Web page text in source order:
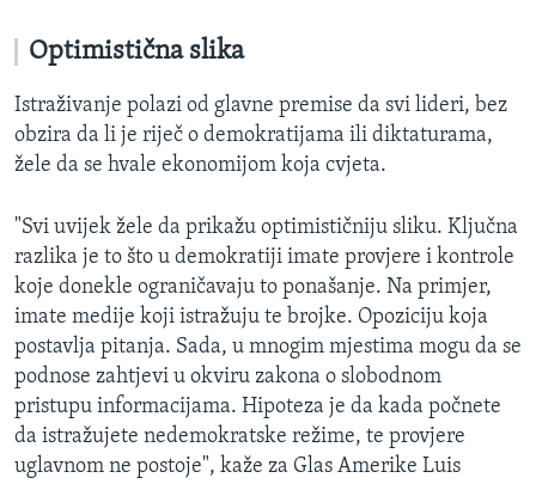
Optimistična slika
Istraživanje polazi od glavne premise da svi lideri, bez
obzira da li je riječ o demokratijama ili diktaturama,
žele da se hvale ekonomijom koja cvjeta.
"Svi uvijek žele da prikažu optimističniju sliku. Ključna
razlika je to što u demokratiji imate provjere i kontrole
koje donekle ograničavaju to ponašanje. Na primjer,
imate medije koji istražuju te brojke. Opoziciju koja
postavlja pitanja. Sada, u mnogim mjestima mogu da se
podnose zahtjevi u okviru zakona o slobodnom
pristupu informacijama. Hipoteza je da kada počnete
da istražujete nedemokratske režime, te provjere
uglavnom ne postoje", kaže za Glas Amerike Luis